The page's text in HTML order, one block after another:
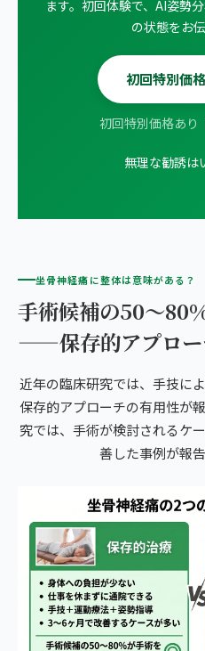
ます。初回体験で、AI姿勢
の状態をお
初回特別価
初回特別価格あり
無理な勧誘は
坐骨神経痛に整体は意味がある？
手術候補の50〜
——保存的アプロー
近年の臨床研究では、手技に
保存的アプローチの有用性が
究では、手術が検討されるケ
善した事例が報